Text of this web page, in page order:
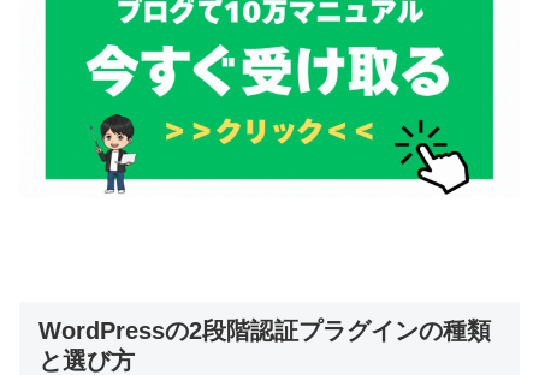
WordPressの2段階認証プラグインの種類
と選び方